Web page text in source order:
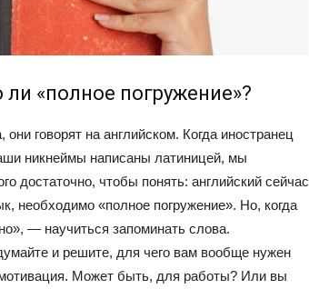
«полное погружение»?
говорят на английском. Когда иностранец
никнеймы написаны латиницей, мы
достаточно, чтобы понять: английский сейчас
необходимо «полное погружение». Но, когда
— научиться запоминать слова.
и решите, для чего вам вообще нужен
Может быть, для работы? Или вы